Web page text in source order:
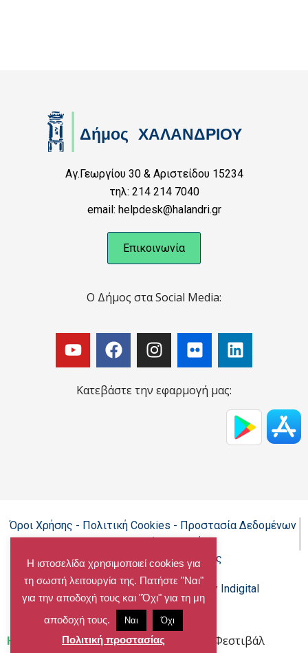
Αγ.Γεωργίου 30 & Αριστείδου 15234
τηλ: 214 214 7040
email: helpdesk@halandri.gr
Επικοινωνία
Ο Δήμος στα Social Media:
Κατεβάστε την εφαρμογή μας:
Όροι Χρήσης - Πολιτική Cookies - Προστασία Δεδομένων
Προσωπικού Χαρακτήρα
Δήλωση προσβασιμότητας
Copyright@chalandri.gr Powered by Indigital
Home
Ολοκληρώθηκε με επιτυχία το Φεστιβάλ
Η ιστοσελίδα χρησιμοποιεί cookies για
τη σωστή λειτουργία της. Πατήστε "Ναι"
για την αποδοχή τους και "Όχι" για τη μη
αποδοχή τους.
Ναι Όχι
Πολιτική προστασίας